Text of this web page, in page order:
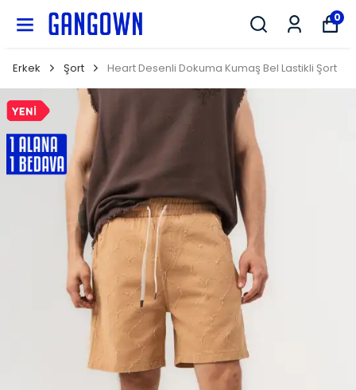
0
Erkek Şort Heart Desenli Dokuma Kumaş Bel Lastikli Şort